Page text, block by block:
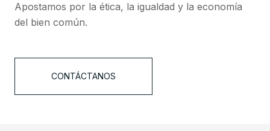
Apostamos por la ética, la igualdad y la economía
del bien común.
CONTÁCTANOS